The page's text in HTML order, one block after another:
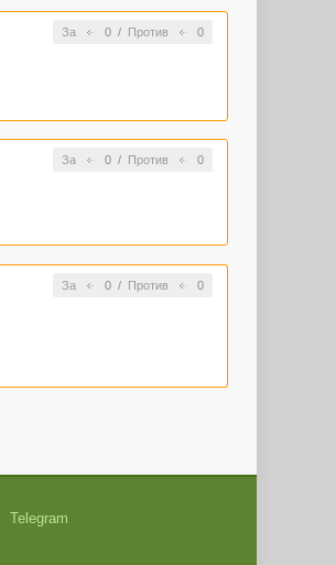
За 0/ Против 0
За 0/ Против 0
За 0/ Против 0
Telegram